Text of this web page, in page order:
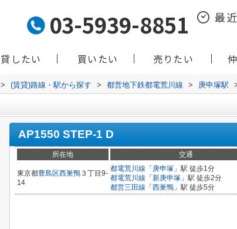
03-5939-8851 最
貸したい 買いたい 売りたい
> (賃貸)路線・駅から探す > 都営地下鉄都電荒川線 > 庚申塚駅
AP1550 STEP-1 D
所在地 交通
東京都豊島区西巣鴨 ３丁目9-
14
都電荒川線 「 庚申塚 」駅 徒歩1分
都電荒川線 「 新庚申塚 」駅 徒歩2分
都営三田線 「 西巣鴨 」駅 徒歩5分